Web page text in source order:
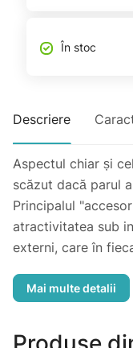
În stoc
Descriere
Aspectul chiar și
scăzut dacă parul
Principalul
atractivitatea sub
externi, care în
mai favorabilă,
firelor, precum și